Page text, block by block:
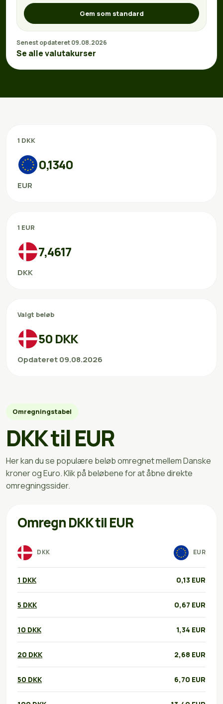
Gem som standard
Senest opdateret 09.08.2026
Se alle valutakurser
1 DKK
0,1340
EUR
1 EUR
7,4617
DKK
Valgt beløb
50 DKK
Opdateret 09.08.2026
Omregningstabel
DKK til EUR
Her kan du se populære beløb omregnet mellem Danske
kroner og Euro. Klik på beløbene for at åbne direkte
omregningssider.
Omregn DKK til EUR
DKK EUR
1 DKK 0,13 EUR
5 DKK 0,67 EUR
10 DKK 1,34 EUR
20 DKK 2,68 EUR
50 DKK 6,70 EUR